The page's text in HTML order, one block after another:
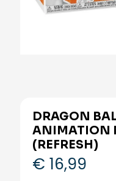
DRAGON
ANIMATION
(REFRESH)
€ 16,99